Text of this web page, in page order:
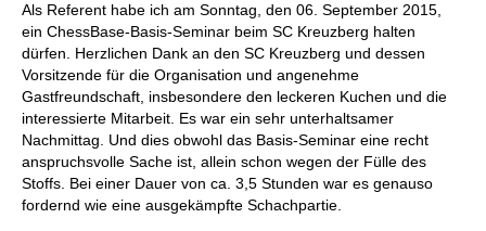
Als Referent habe ich am Sonntag, den 06. September 2015,
ein ChessBase-Basis-Seminar beim SC Kreuzberg halten
dürfen. Herzlichen Dank an den SC Kreuzberg und dessen
Vorsitzende für die Organisation und angenehme
Gastfreundschaft, insbesondere den leckeren Kuchen und die
interessierte Mitarbeit. Es war ein sehr unterhaltsamer
Nachmittag. Und dies obwohl das Basis-Seminar eine recht
anspruchsvolle Sache ist, allein schon wegen der Fülle des
Stoffs. Bei einer Dauer von ca. 3,5 Stunden war es genauso
fordernd wie eine ausgekämpfte Schachpartie.